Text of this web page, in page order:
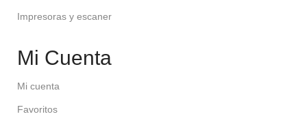
Impresoras y escaner
Mi Cuenta
Mi cuenta
Favoritos